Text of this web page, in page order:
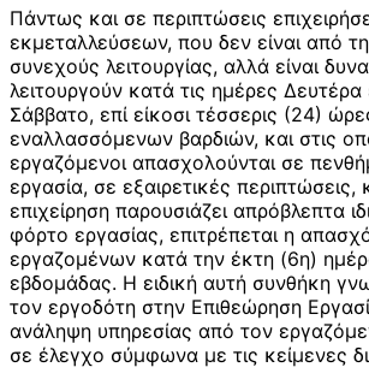
Πάντως και σε περιπτώσεις
εκμεταλλεύσεων, που δεν είναι από
συνεχούς λειτουργίας, αλλά είναι
λειτουργούν κατά τις ημέρες
Σάββατο, επί είκοσι τέσσερις (24)
εναλλασσόμενων βαρδιών, και στις
εργαζόμενοι απασχολούνται σε
εργασία, σε εξαιρετικές περιπτώσεις,
επιχείρηση παρουσιάζει απρόβλεπτα
φόρτο εργασίας, επιτρέπεται η
εργαζομένων κατά την έκτη (6η)
εβδομάδας. Η ειδική αυτή συνθήκη
τον εργοδότη στην Επιθεώρηση
ανάληψη υπηρεσίας από τον
σε έλεγχο σύμφωνα με τις κείμενες